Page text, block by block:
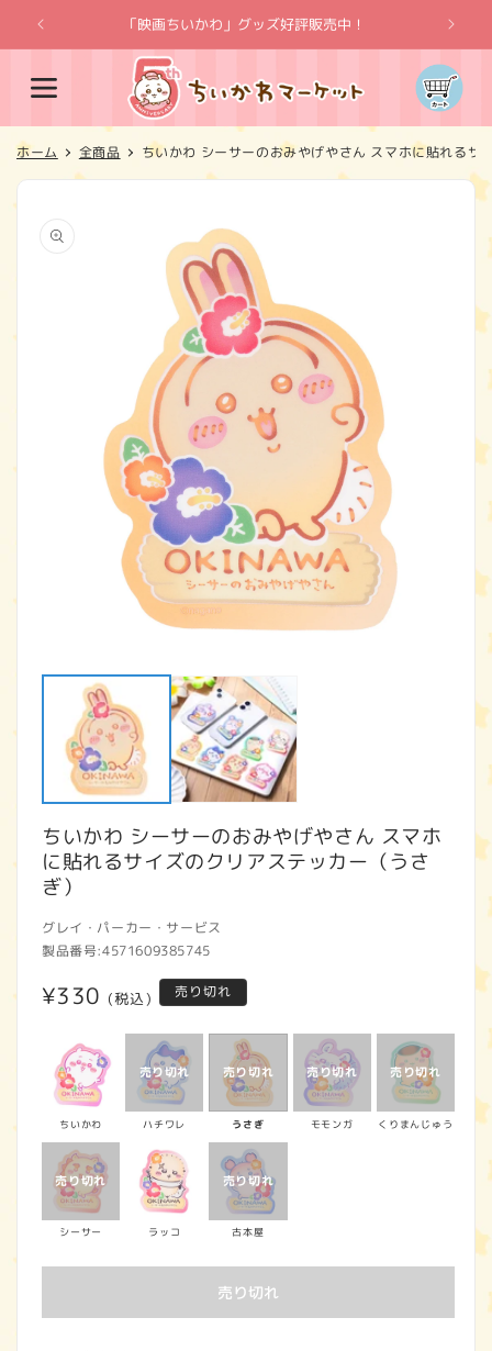
ンツに
進む
「映画ちいかわ」グッズ好評販売中！
カ
ー
ト
ホーム 全商品 ちいかわ シーサーのおみやげやさん スマホに貼れるサ
報にス
キップ
ちいかわ シーサーのおみやげやさん スマホ
に貼れるサイズのクリアステッカー（うさ
ぎ）
グレイ・パーカー・サービス
製品番号:4571609385745
通
価
格
¥330 (税込) 売り切れ
ちいかわ ハチワレ うさぎ モモンガ くりまんじゅう
シーサー ラッコ 古本屋
売り切れ